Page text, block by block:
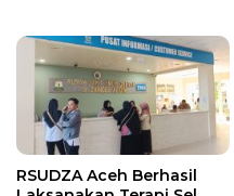
RSUDZA Aceh Berhasil